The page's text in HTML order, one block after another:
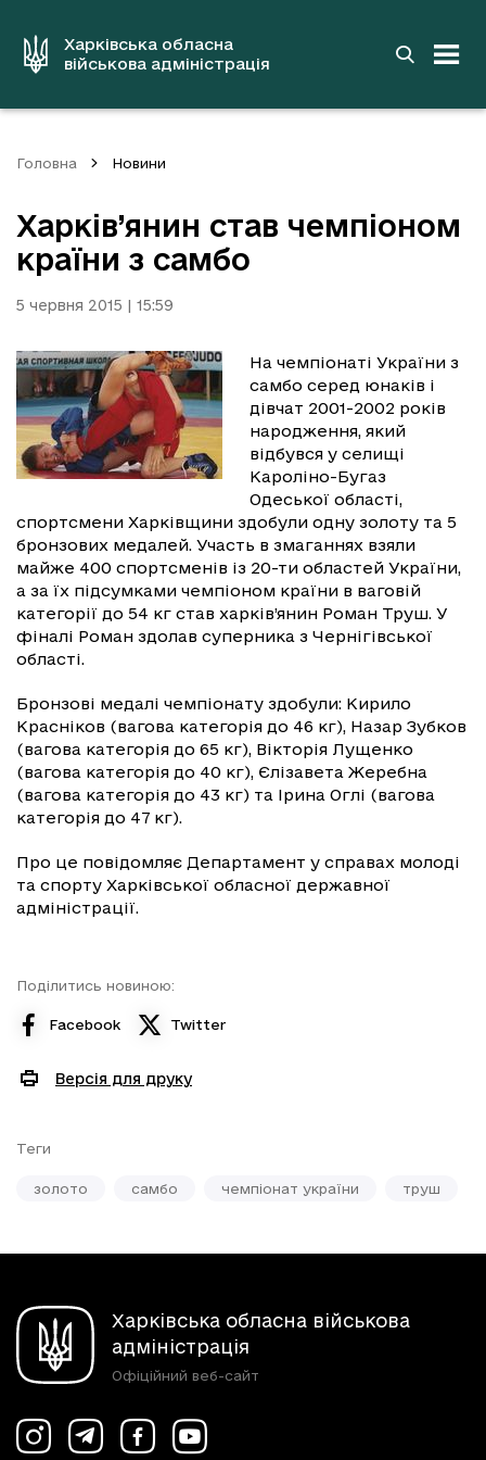
вмістуХарківська обласна
військова адміністрація
Головна Новини
Харків’янин став чемпіоном
країни з самбо
5 червня 2015 | 15:59
На чемпіонаті України з
самбо серед юнаків і
дівчат 2001-2002 років
народження, який
відбувся у селищі
Кароліно-Бугаз
Одеської області,
спортсмени Харківщини здобули одну золоту та 5
бронзових медалей. Участь в змаганнях взяли
майже 400 спортсменів із 20-ти областей України,
а за їх підсумками чемпіоном країни в ваговій
категорії до 54 кг став харків’янин Роман Труш. У
фіналі Роман здолав суперника з Чернігівської
області.
Бронзові медалі чемпіонату здобули: Кирило
Красніков (вагова категорія до 46 кг), Назар Зубков
(вагова категорія до 65 кг), Вікторія Лущенко
(вагова категорія до 40 кг), Єлізавета Жеребна
(вагова категорія до 43 кг) та Ірина Оглі (вагова
категорія до 47 кг).
Про це повідомляє Департамент у справах молоді
та спорту Харківської обласної державної
адміністрації.
Поділитись новиною:
Facebook Twitter
Версія для друку
Теги
золото самбо чемпіонат україни труш
Харківська обласна військова
адміністрація
Офіційний веб-сайт